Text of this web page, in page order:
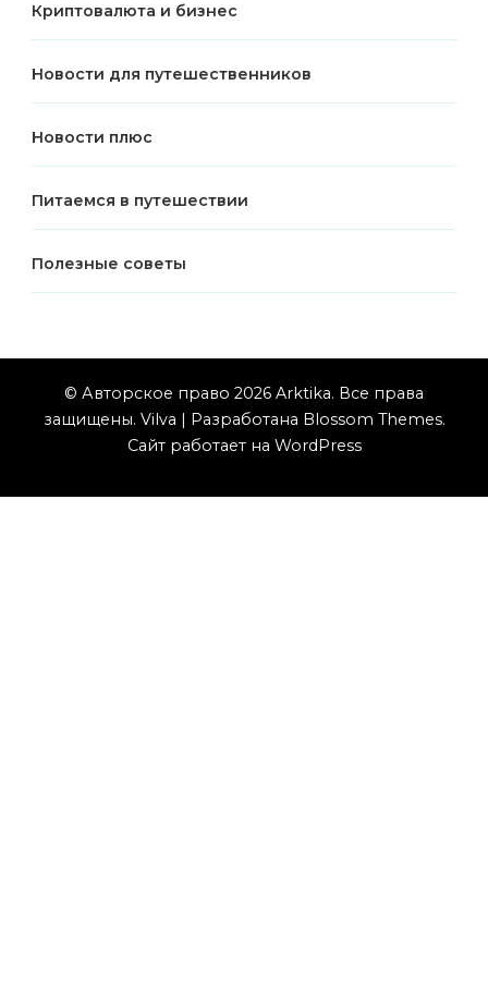
Криптовалюта и бизнес
Новости для путешественников
Новости плюс
Питаемся в путешествии
Полезные советы
© Авторское право 2026 Arktika. Все права
защищены. Vilva | Разработана Blossom Themes.
Сайт работает на WordPress